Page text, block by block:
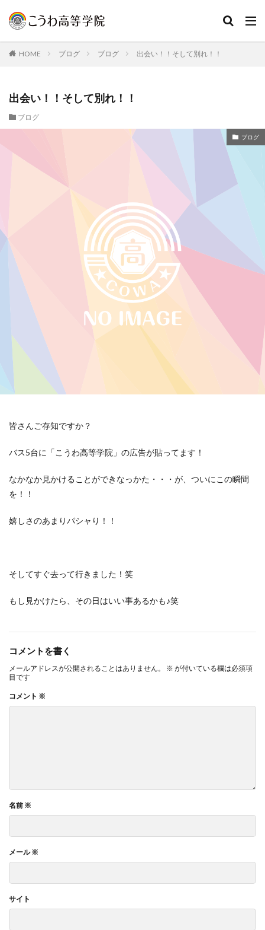
HOME ブログ ブログ 出会い！！そして別れ！！
出会い！！そして別れ！！
ブログ
ブログ
皆さんご存知ですか？
バス5台に「こうわ高等学院」の広告が貼ってます！
なかなか見かけることができなっかた・・・が、ついにこの瞬間
を！！
嬉しさのあまりパシャり！！
そしてすぐ去って行きました！笑
もし見かけたら、その日はいい事あるかも♪笑
コメントを書く
メールアドレスが公開されることはありません。 ※ が付いている欄は必須項
目です
コメント ※
名前 ※
メール※
サイト